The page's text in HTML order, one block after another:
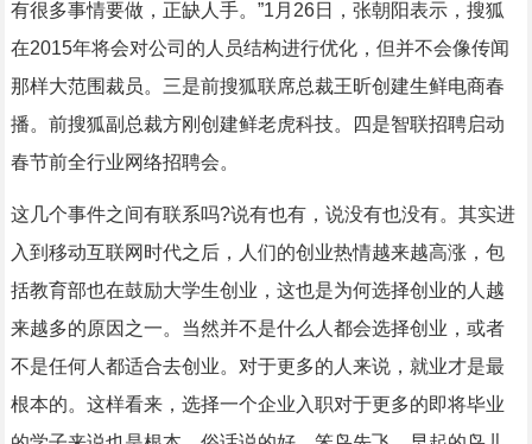
有很多事情要做，正缺人手。”1月26日，张朝阳表示，搜狐
在2015年将会对公司的人员结构进行优化，但并不会像传闻
那样大范围裁员。三是前搜狐联席总裁王昕创建生鲜电商春
播。前搜狐副总裁方刚创建鲜老虎科技。四是智联招聘启动
春节前全行业网络招聘会。
这几个事件之间有联系吗?说有也有，说没有也没有。其实进
入到移动互联网时代之后，人们的创业热情越来越高涨，包
括教育部也在鼓励大学生创业，这也是为何选择创业的人越
来越多的原因之一。当然并不是什么人都会选择创业，或者
不是任何人都适合去创业。对于更多的人来说，就业才是最
根本的。这样看来，选择一个企业入职对于更多的即将毕业